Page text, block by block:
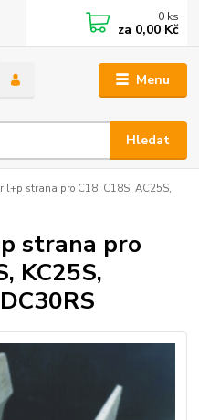
Menu
Hledat
0 ks
za 0,00 Kč
l+p strana pro C18, C18S, AC25S,
strana pro
KC25S,